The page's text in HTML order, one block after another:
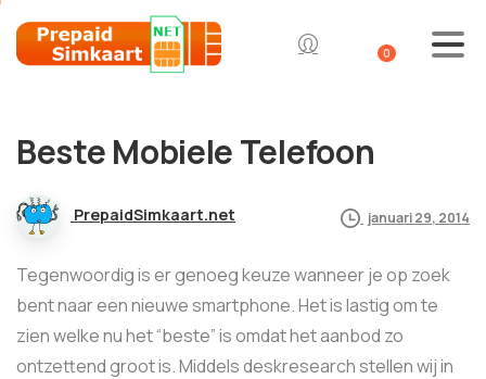
0
Beste Mobiele Telefoon
PrepaidSimkaart.net januari 29, 2014
Tegenwoordig is er genoeg keuze wanneer je op zoek
bent naar een nieuwe smartphone. Het is lastig om te
zien welke nu het “beste” is omdat het aanbod zo
ontzettend groot is. Middels deskresearch stellen wij in